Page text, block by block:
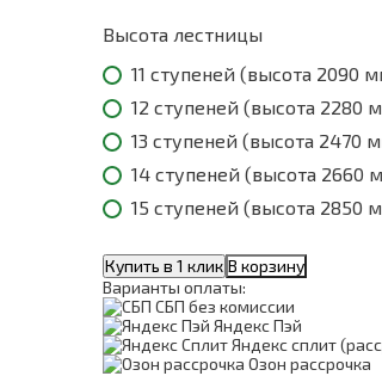
Высота лестницы
11 ступеней (высота 2090
12 ступеней (высота 2280
13 ступеней (высота 2470
14 ступеней (высота 2660
15 ступеней (высота 2850
Купить в 1 клик В корзину
Варианты оплаты:
СБП без комиссии
Яндекс Пэй
Яндекс сплит
Озон рассрочка